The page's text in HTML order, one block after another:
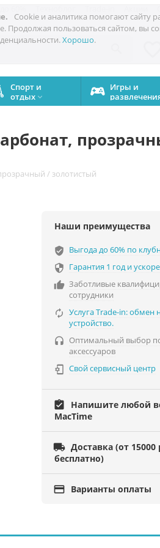
Cookie и аналитика помогают сайту
Продолжая пользоваться сайтом, вы
Хорошо.
Спорт и
отдых 
Игры и
/ золотистый
Наши преимущества
verified_user Выгода до 60% по
 Гарантия 1 год и
 Заботливые
сотрудники
 Услуга Trade-in: обмен
устройство.
 Оптимальный выбор
аксессуаров
 Свой сервисный центр
assignment_turned_in
Напишите любой
MacTime
 Доставка (от 15000
бесплатно)
 Варианты оплаты